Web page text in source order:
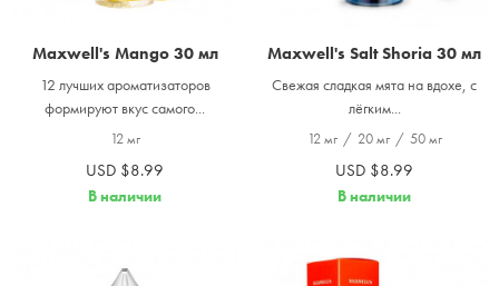
Maxwell's Mango 30 мл
12 лучших ароматизаторов
формируют вкус самого...
12 мг
USD $8.99
В наличии
Maxwell's Salt Shoria 30 мл
Свежая сладкая мята на вдохе, с
лёгким...
12 мг / 20 мг / 50 мг
USD $8.99
В наличии